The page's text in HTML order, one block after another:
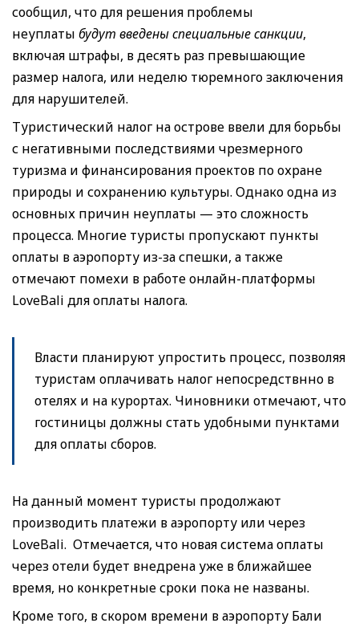
сообщил, что для решения проблемы
неуплаты будут введены специальные санкции,
включая штрафы, в десять раз превышающие
размер налога, или неделю тюремного заключения
для нарушителей.
Туристический налог на острове ввели для борьбы
с негативными последствиями чрезмерного
туризма и финансирования проектов по охране
природы и сохранению культуры. Однако одна из
основных причин неуплаты — это сложность
процесса. Многие туристы пропускают пункты
оплаты в аэропорту из-за спешки, а также
отмечают помехи в работе онлайн-платформы
LoveBali для оплаты налога.
Власти планируют упростить процесс, позволяя
туристам оплачивать налог непосредствнно в
отелях и на курортах. Чиновники отмечают, что
гостиницы должны стать удобными пунктами
для оплаты сборов.
На данный момент туристы продолжают
производить платежи в аэропорту или через
LoveBali. Отмечается, что новая система оплаты
через отели будет внедрена уже в ближайшее
время, но конкретные сроки пока не названы.
Кроме того, в скором времени в аэропорту Бали